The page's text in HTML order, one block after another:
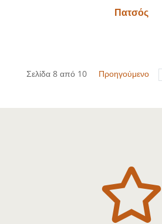
Πατσός
Σελίδα 8 από 10 Προηγούμενο
